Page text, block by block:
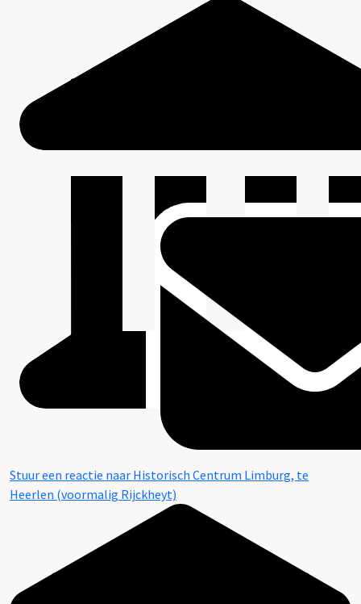
Stuur een reactie naar Historisch Centrum Limburg, te
Heerlen (voormalig Rijckheyt)